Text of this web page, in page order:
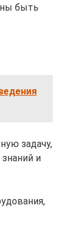
быть
задачу,
и